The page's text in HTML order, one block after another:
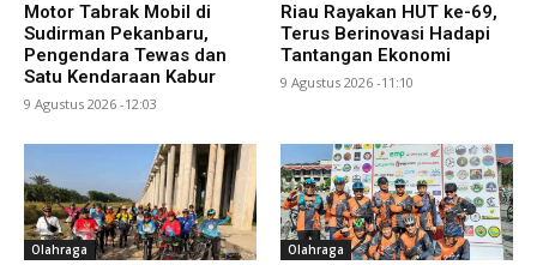
Motor Tabrak Mobil di
Sudirman Pekanbaru,
Pengendara Tewas dan
Satu Kendaraan Kabur
9 Agustus 2026 -12:03
Riau Rayakan HUT ke-69,
Terus Berinovasi Hadapi
Tantangan Ekonomi
9 Agustus 2026 -11:10
Olahraga Olahraga